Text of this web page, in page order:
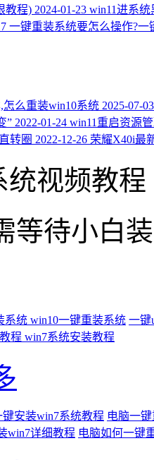
教程) 2024-01-23 win11进系
一键重装系统要怎么操作?一
怎么重装win10系统 2025-07-03
” 2022-01-24 win11重启资源
转圈 2022-12-26 荣耀X40i最
视频教程
等待小白
系统 win10一键重装系统 一键
程 win7系统安装教程
键安装win7系统教程 电脑一
win7详细教程 电脑如何一键